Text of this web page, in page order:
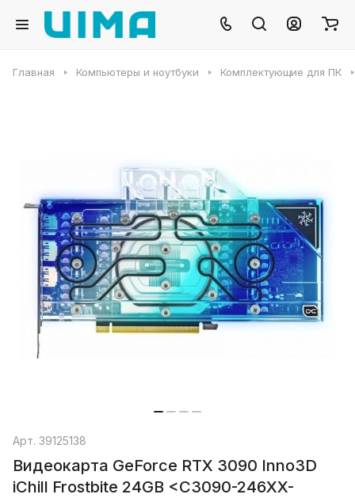
Главная Компьютеры и ноутбуки Комплектующие для ПК
Арт. 39125138
Видеокарта GeForce RTX 3090 Inno3D
iChill Frostbite 24GB <C3090-246XX-